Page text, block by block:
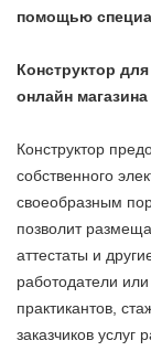
помощью
Конструктор
онлайн
Конструктор
собственного
своеобразным
позволит
аттестаты и
работодатели или
практикантов,
заказчиков услуг